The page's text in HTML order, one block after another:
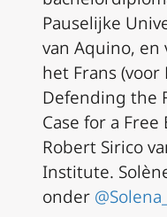
Pauselijke
van Aquino, en
het Frans (voor
Defending the
Case for a
Robert Sirico
Institute.
onder